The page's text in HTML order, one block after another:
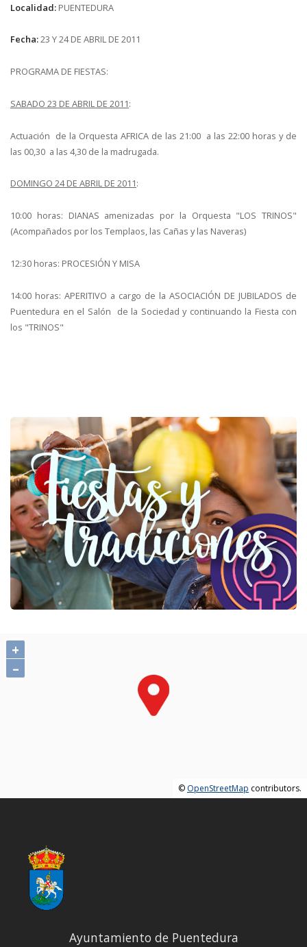
Localidad: PUENTEDURA
Fecha:23 Y 24 DE ABRIL DE 2011
PROGRAMA DE FIESTAS:
SABADO 23 DE ABRIL DE 2011:
Actuación de la Orquesta AFRICA de las 21:00 a las 22:00 horas y de
las 00,30 a las 4,30 de la madrugada.
DOMINGO 24 DE ABRIL DE 2011:
10:00 horas: DIANAS amenizadas por la Orquesta "LOS TRINOS"
(Acompañados por los Templaos, las Cañas y las Naveras)
12:30 horas: PROCESIÓN Y MISA
14:00 horas: APERITIVO a cargo de la ASOCIACIÓN DE JUBILADOS de
Puentedura en el Salón de la Sociedad y continuando la Fiesta con
los "TRINOS"
+
–
© OpenStreetMap contributors.
Ayuntamiento de Puentedura